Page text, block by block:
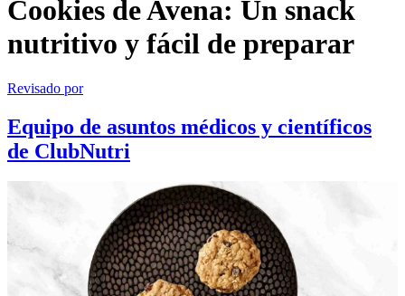
Cookies de Avena: Un snack
nutritivo y fácil de preparar
Revisado por
Equipo de asuntos médicos y científicos
de ClubNutri